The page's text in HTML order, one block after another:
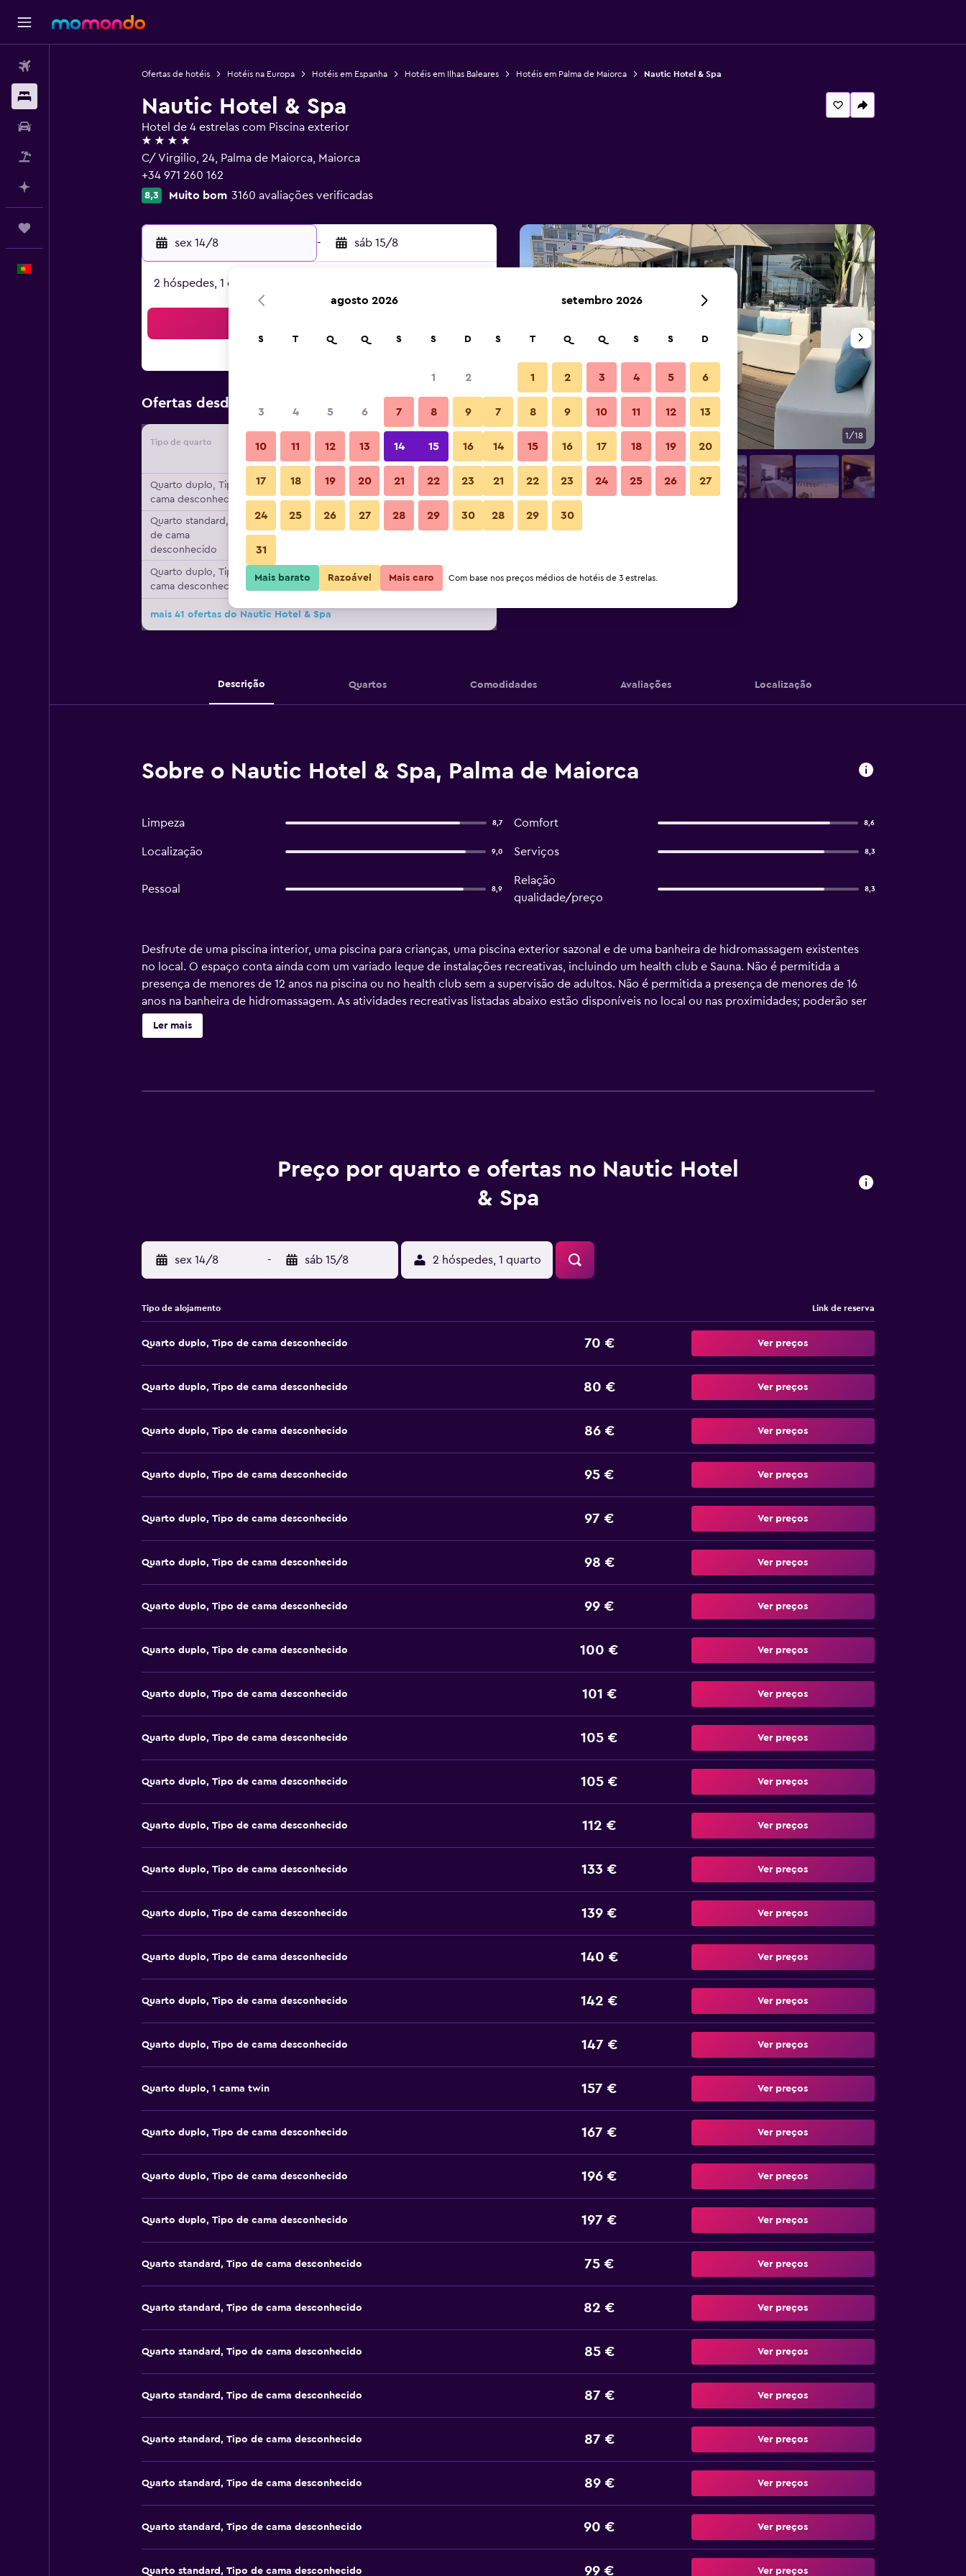
Ofertas de hotéis Hotéis na Europa Hotéis em Espanha Hotéis em Ilhas Baleares Hotéis em Palma de Maiorca Nautic Hotel & Spa
Nautic Hotel & Spa
Hotel de 4 estrelas com Piscina exterior
4 estrelas
C/ Virgilio, 24, Palma de Maiorca, Maiorca
+34 971 260 162
8,3 Muito bom 3160 avaliações verificadas
sex 14/8 - sáb 15/8
2 hóspedes, 1 quarto
Ofertas desde preço por noite mais barato(a)
Tipo de quarto Fornecedor
Total por
Quarto duplo, Tipo de
cama desconhecido
70 € Ver oferta
Quarto standard, Tipo
de cama
desconhecido
Quarto duplo, Tipo de
cama desconhecido
80 € Ver oferta
mais 41 ofertas do Nautic Hotel & Spa
Pátio 1/18
Fotos
Descrição Quartos Comodidades Avaliações Localização
Sobre o Nautic Hotel & Spa, Palma de Maiorca
Limpeza 8,7 Comfort 8,6
Localização 9,0 Serviços 8,3
Pessoal 8,9
Relação
qualidade/preço
8,3
Desfrute de uma piscina interior, uma piscina para crianças, uma piscina exterior sazonal e de uma banheira de hidromassagem existentes
no local. O espaço conta ainda com um variado leque de instalações recreativas, incluindo um health club e Sauna. Não é permitida a
presença de menores de 12 anos na piscina ou no health club sem a supervisão de adultos. Não é permitida a presença de menores de 16
anos na banheira de hidromassagem. As atividades recreativas listadas abaixo estão disponíveis no local ou nas proximidades; poderão ser
aplicadas taxas.
Ler mais
Preço por quarto e ofertas no Nautic Hotel
& Spa
sex 14/8 - sáb 15/8 2 hóspedes, 1 quarto
Tipo de alojamento Link de reserva
Quarto duplo, Tipo de cama desconhecido 70 € Ver preços
Quarto duplo, Tipo de cama desconhecido 80 € Ver preços
Quarto duplo, Tipo de cama desconhecido 86 € Ver preços
Quarto duplo, Tipo de cama desconhecido 95 € Ver preços
Quarto duplo, Tipo de cama desconhecido 97 € Ver preços
Quarto duplo, Tipo de cama desconhecido 98 € Ver preços
Quarto duplo, Tipo de cama desconhecido 99 € Ver preços
Quarto duplo, Tipo de cama desconhecido 100 € Ver preços
Quarto duplo, Tipo de cama desconhecido 101 € Ver preços
Quarto duplo, Tipo de cama desconhecido 105 € Ver preços
Quarto duplo, Tipo de cama desconhecido 105 € Ver preços
Quarto duplo, Tipo de cama desconhecido 112 € Ver preços
Quarto duplo, Tipo de cama desconhecido 133 € Ver preços
Quarto duplo, Tipo de cama desconhecido 139 € Ver preços
Quarto duplo, Tipo de cama desconhecido 140 € Ver preços
Quarto duplo, Tipo de cama desconhecido 142 € Ver preços
Quarto duplo, Tipo de cama desconhecido 147 € Ver preços
Quarto duplo, 1 cama twin 157 € Ver preços
Quarto duplo, Tipo de cama desconhecido 167 € Ver preços
Quarto duplo, Tipo de cama desconhecido 196 € Ver preços
Quarto duplo, Tipo de cama desconhecido 197 € Ver preços
Quarto standard, Tipo de cama desconhecido 75 € Ver preços
Quarto standard, Tipo de cama desconhecido 82 € Ver preços
Quarto standard, Tipo de cama desconhecido 85 € Ver preços
Quarto standard, Tipo de cama desconhecido 87 € Ver preços
Quarto standard, Tipo de cama desconhecido 87 € Ver preços
Quarto standard, Tipo de cama desconhecido 89 € Ver preços
Quarto standard, Tipo de cama desconhecido 90 € Ver preços
Quarto standard, Tipo de cama desconhecido 99 € Ver preços
agosto 2026
S T Q Q S S D
1 2
3 4 5 6 7 8 9
10 11 12 13 14 15 16
17 18 19 20 21 22 23
24 25 26 27 28 29 30
31
setembro 2026
S T Q Q S S D
1 2 3 4 5 6
7 8 9 10 11 12 13
14 15 16 17 18 19 20
21 22 23 24 25 26 27
28 29 30
Mais barato Razoável Mais caro Com base nos preços médios de hotéis de 3 estrelas.